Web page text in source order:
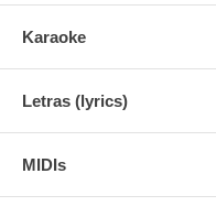
Karaoke
Letras (lyrics)
MIDIs